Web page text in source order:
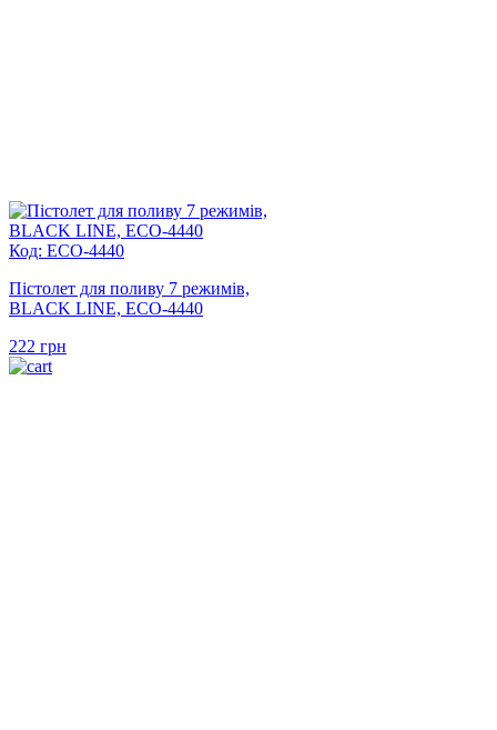
Код: ECO-4440
Пістолет для поливу 7 режимів,
BLACK LINE, ECO-4440
222 грн